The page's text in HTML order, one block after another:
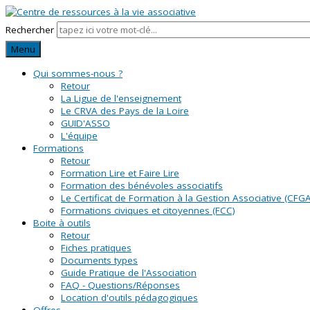
Rechercher
Menu
Qui sommes-nous ?
Retour
La Ligue de l'enseignement
Le CRVA des Pays de la Loire
GUID'ASSO
L'équipe
Formations
Retour
Formation Lire et Faire Lire
Formation des bénévoles associatifs
Le Certificat de Formation à la Gestion Associative
Formations civiques et citoyennes (FCC)
Boite à outils
Retour
Fiches pratiques
Documents types
Guide Pratique de l'Association
FAQ - Questions/Réponses
Location d'outils pédagogiques